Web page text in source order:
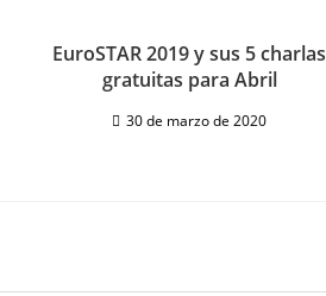
EuroSTAR 2019 y sus 5 charlas
gratuitas para Abril
30 de marzo de 2020